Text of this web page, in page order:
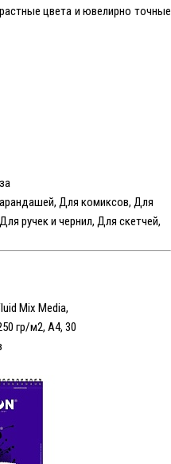
цвета и ювелирно точные
Для комиксов, Для
ручек и чернил, Для скетчей,
Mix Media,
гр/м2, А4, 30